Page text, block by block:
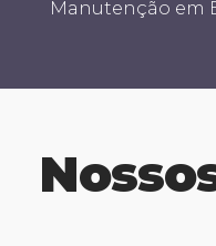
Manutenção em